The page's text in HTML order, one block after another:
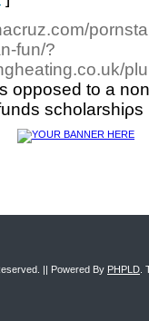
fun/?
opposed to a
|| Powered By PHPLD